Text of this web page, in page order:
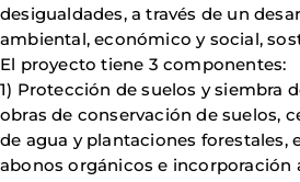
desigualdades, a través de un
ambiental, económico y social,
El proyecto tiene 3 componentes:
1) Protección de suelos y siembra
obras de conservación de suelos,
de agua y plantaciones forestales,
abonos orgánicos e incorporación